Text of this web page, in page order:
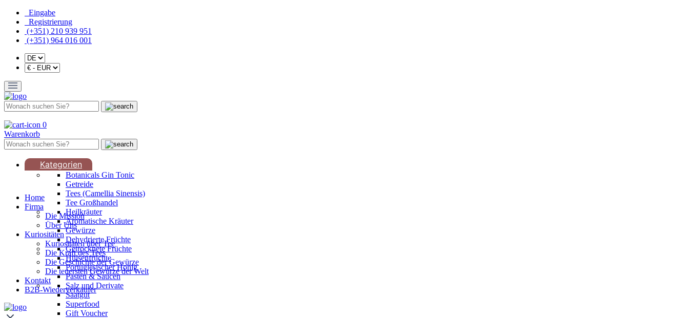
Eingabe
Registrierung
(+351) 210 939 951
(+351) 964 016 001
0
Warenkorb
Kategorien
Botanicals Gin Tonic
Getreide
Tees (Camellia Sinensis)
Tee Großhandel
Heilkräuter
Aromatische Kräuter
Gewürze
Dehydrierte Früchte
Getrocknete Früchte
Hülsenfrüchte
Portugiesischer Honig
Pasten & Saucen
Salz und Derivate
Saatgut
Superfood
Gift Voucher
Home
Firma
Die Mission
Über Uns
Kuriositäten
Kuriositäten über Tee
Die Kraft des Tees
Die Geschichte der Gewürze
Die teuersten Gewürze der Welt
Kontakt
B2B-Wiederverkäufer